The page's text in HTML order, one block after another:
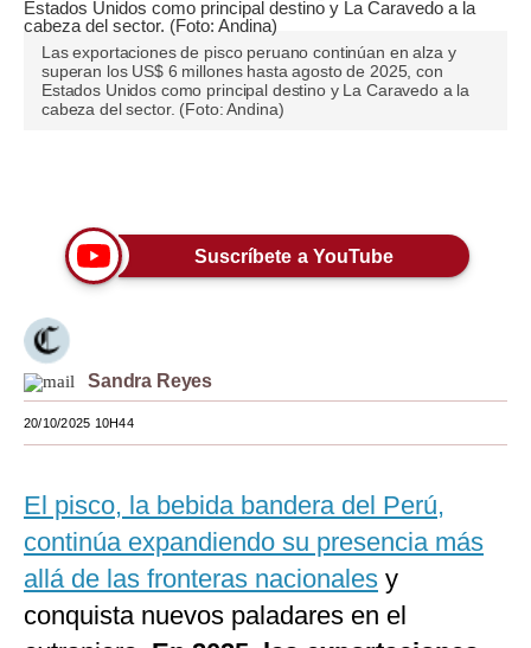
Lujo
Viajes
EEUU
México
España
Club del Suscriptor
Mix
G de Gestión
Las exportaciones de pisco peruano continúan en alza y
superan los US$ 6 millones hasta agosto de 2025, con
Estados Unidos como principal destino y La Caravedo a la
cabeza del sector. (Foto: Andina)
Suscríbete a YouTube
Sandra Reyes
20/10/2025 10H44
El pisco, la bebida bandera del Perú,
continúa expandiendo su presencia más
allá de las fronteras nacionales y
conquista nuevos paladares en el